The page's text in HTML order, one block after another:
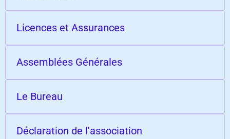
Licences et Assurances
Assemblées Générales
Le Bureau
Déclaration de l'association